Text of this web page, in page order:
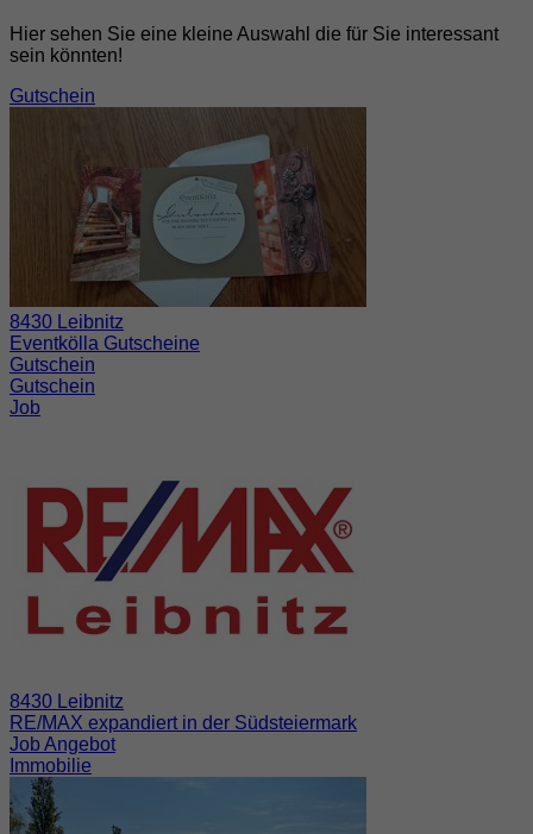
Hier sehen Sie eine kleine Auswahl die für Sie interessant
sein könnten!
Gutschein
8430 Leibnitz
Eventkölla Gutscheine
Gutschein
Gutschein
Job
8430 Leibnitz
RE/MAX expandiert in der Südsteiermark
Job Angebot
Immobilie